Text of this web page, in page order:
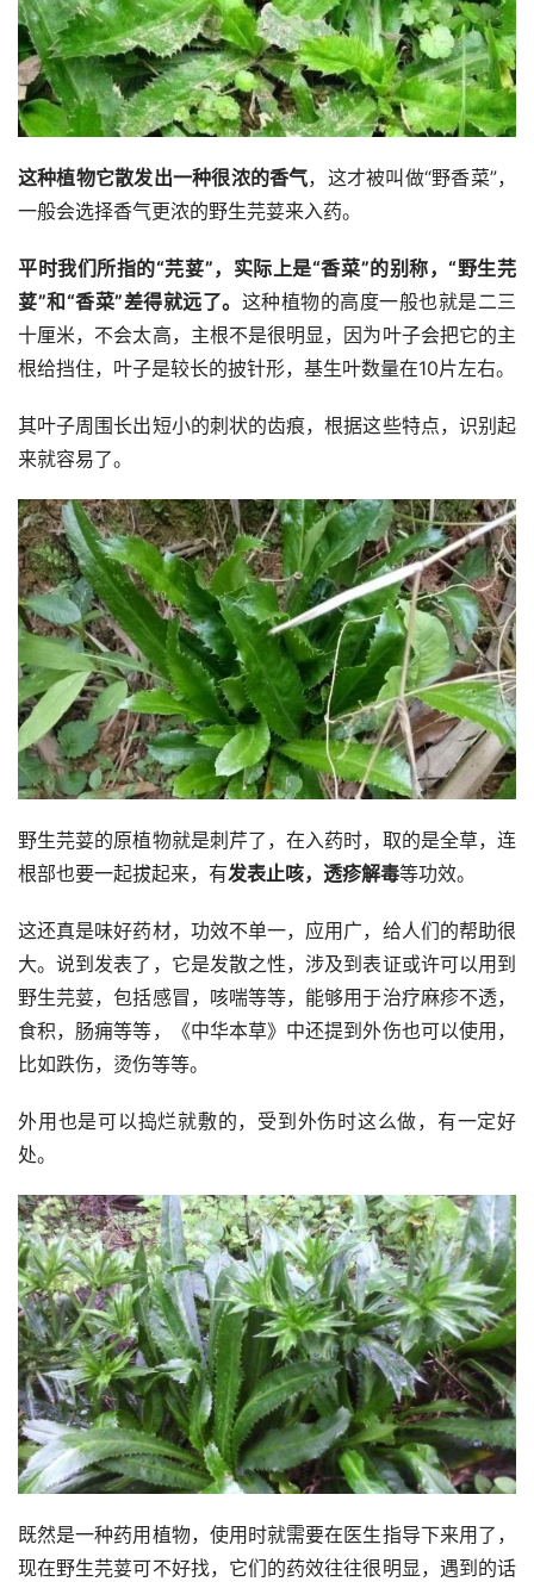
这种植物它散发出一种很浓的香气，这才被叫做“野香菜”，
一般会选择香气更浓的野生芫荽来入药。
平时我们所指的“芫荽”，实际上是“香菜”的别称，“野生芫
荽”和“香菜”差得就远了。 这种植物的高度一般也就是二三
十厘米，不会太高，主根不是很明显，因为叶子会把它的主
根给挡住，叶子是较长的披针形，基生叶数量在10片左右。
其叶子周围长出短小的刺状的齿痕，根据这些特点，识别起
来就容易了。
野生芫荽的原植物就是刺芹了，在入药时，取的是全草，连
根部也要一起拔起来，有发表止咳，透疹解毒等功效。
这还真是味好药材，功效不单一，应用广，给人们的帮助很
大。说到发表了，它是发散之性，涉及到表证或许可以用到
野生芫荽，包括感冒，咳喘等等，能够用于治疗麻疹不透，
食积，肠痈等等，《中华本草》中还提到外伤也可以使用，
比如跌伤，烫伤等等。
外用也是可以捣烂就敷的，受到外伤时这么做，有一定好
处。
既然是一种药用植物，使用时就需要在医生指导下来用了，
现在野生芫荽可不好找，它们的药效往往很明显，遇到的话